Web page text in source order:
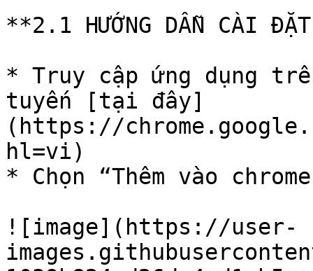
**2.1 HƯỚNG DẪN CÀI
* Truy cập ứng dụng
tuyến [tại đây]
(https://
hl=vi)
* Chọn “Thêm vào
![image](https://user-